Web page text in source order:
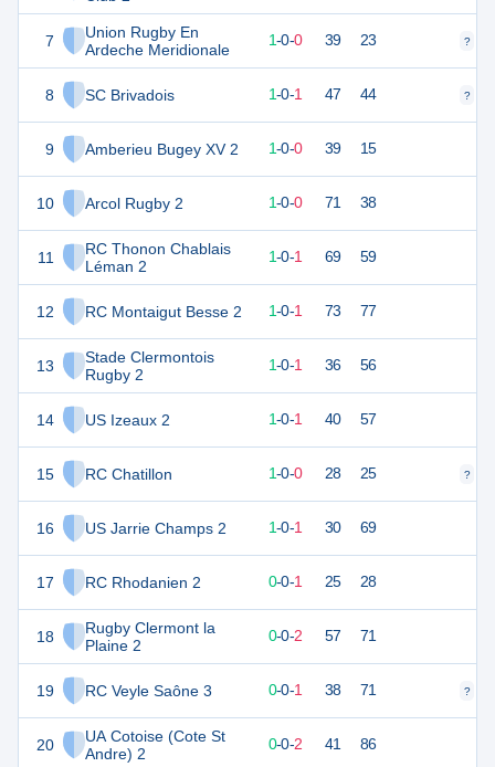
7
Union Rugby En
Ardeche Meridionale
8 SC Brivadois
9 Amberieu Bugey XV 2
10 Arcol Rugby 2
11
RC Thonon Chablais
Léman 2
12 RC Montaigut Besse 2
13
Stade Clermontois
Rugby 2
14 US Izeaux 2
15 RC Chatillon
16 US Jarrie Champs 2
17 RC Rhodanien 2
18
Rugby Clermont la
Plaine 2
19 RC Veyle Saône 3
20
UA Cotoise (Cote St
Andre) 2
1-0-0 39 23 ?
1-0-1 47 44 ?
5 1 1-0-0 39 15
1-0-0 71 38
5 1-0-1 69 59
4 2 1-0-1 73 77
4 1-0-1 36 56
1-0-1 40 57
1-0-0 28 25 ?
4 1-0-1 30 69
1 0-0-1 25 28
1 0-0-2 57 71
0 0-0-1 38 71 ?
0 0-0-2 41 86